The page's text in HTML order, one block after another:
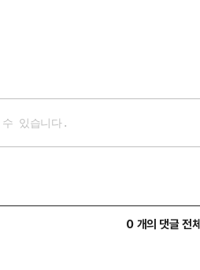
0 개의 댓글 전